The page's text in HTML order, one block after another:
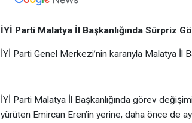
İYİ Parti Malatya İl Başkanlığında Sürpriz
İYİ Parti Genel Merkezi’nin kararıyla Malatya İl
İYİ Parti Malatya İl Başkanlığında görev
yürüten Emircan Eren’in yerine, daha önce de